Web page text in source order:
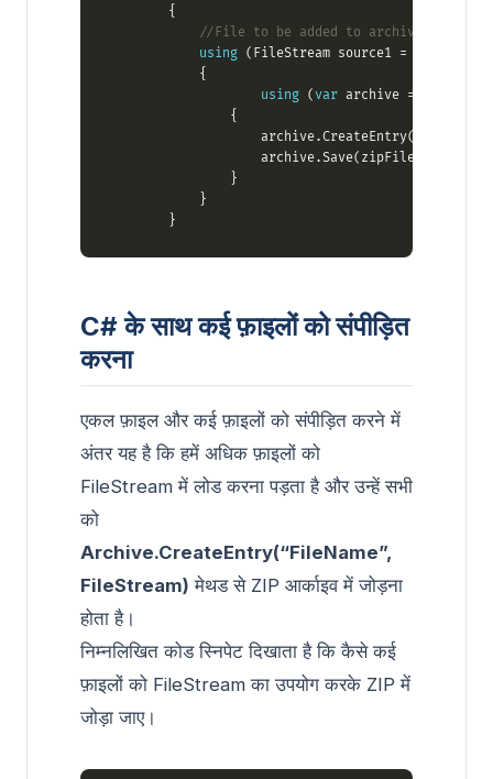
//File to be added to archive
using (FileStream source1 =
using (var archive =
                    archive.CreateEntry(
C# के साथ कई फ़ाइलों को संपीड़ित
करना
एकल फ़ाइल और कई फ़ाइलों को संपीड़ित करने में
अंतर यह है कि हमें अधिक फ़ाइलों को
FileStream में लोड करना पड़ता है और उन्हें सभी
को
Archive.CreateEntry(“FileName”,
FileStream) मेथड से ZIP आर्काइव में जोड़ना
होता है।
निम्नलिखित कोड स्निपेट दिखाता है कि कैसे कई
फ़ाइलों को FileStream का उपयोग करके ZIP में
जोड़ा जाए।